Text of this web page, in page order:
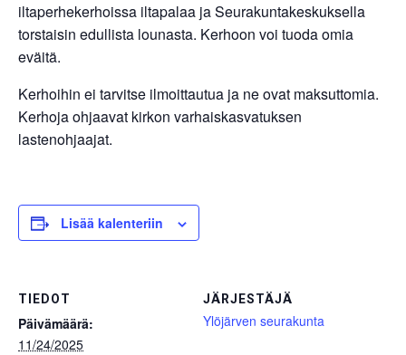
iltaperhekerhoissa iltapalaa ja Seurakuntakeskuksella
torstaisin edullista lounasta. Kerhoon voi tuoda omia
eväitä.
Kerhoihin ei tarvitse ilmoittautua ja ne ovat maksuttomia.
Kerhoja ohjaavat kirkon varhaiskasvatuksen
lastenohjaajat.
Lisää kalenteriin
TIEDOT
Päivämäärä:
11/24/2025
JÄRJESTÄJÄ
Ylöjärven seurakunta